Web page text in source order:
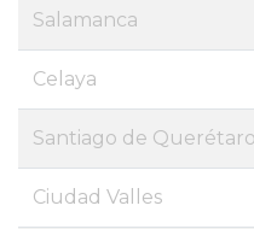
Salamanca
Celaya
Santiago de Querétaro
Ciudad Valles